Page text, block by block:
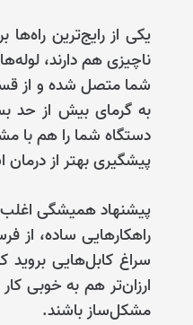
ناچیزی هم دارند،
شما متصل شده و از
به گرمای بیش از حد
دستگاه شما را هم با
پیشگیری بهتر از
پیشنهاد همیشگی اغلب
راهکارهایی ساده، از
سراغ کابل‌هایی
ارزان‌تر هم به خوبی
مشکل‌ساز باشند.